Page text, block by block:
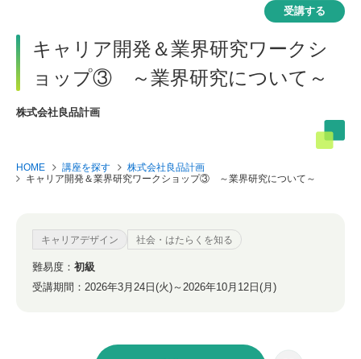
受講する
キャリア開発＆業界研究ワークシ
ョップ③ ～業界研究について～
株式会社良品計画
HOME 講座を探す
株式会社良品計画
キャリア開発＆業界研究ワークショップ③ ～業界研究について～
キャリアデザイン 社会・はたらくを知る
難易度： 初級
受講期間： 2026年3月24日(火)～2026年10月12日(月)